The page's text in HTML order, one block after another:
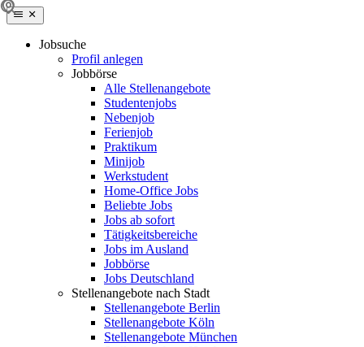
Jobsuche
Profil anlegen
Jobbörse
Alle Stellenangebote
Studentenjobs
Nebenjob
Ferienjob
Praktikum
Minijob
Werkstudent
Home-Office Jobs
Beliebte Jobs
Jobs ab sofort
Tätigkeitsbereiche
Jobs im Ausland
Jobbörse
Jobs Deutschland
Stellenangebote nach Stadt
Stellenangebote Berlin
Stellenangebote Köln
Stellenangebote München